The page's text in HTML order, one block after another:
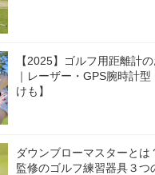
【2025】ゴルフ用距離計
｜レーザー・GPS腕時計
けも】
ダウンブローマスターとは
監修のゴルフ練習器具３つ